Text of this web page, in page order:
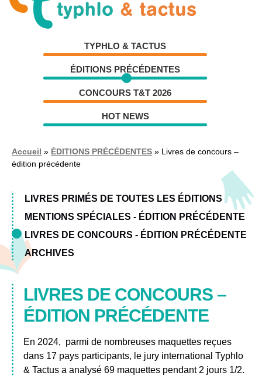
Aller
Aller
TYPHLO & TACTUS
ÉDITIONS PRÉCÉDENTES
CONCOURS T&T 2026
HOT NEWS
Accueil » ÉDITIONS PRÉCÉDENTES » Livres de concours –
édition précédente
LIVRES PRIMÉS DE TOUTES LES ÉDITIONS
MENTIONS SPÉCIALES - ÉDITION PRÉCÉDENTE
LIVRES DE CONCOURS - ÉDITION PRÉCÉDENTE
ARCHIVES
LIVRES DE CONCOURS –
ÉDITION PRÉCÉDENTE
En 2024, parmi de nombreuses maquettes reçues
dans 17 pays participants, le jury international Typhlo
& Tactus a analysé 69 maquettes pendant 2 jours 1/2.